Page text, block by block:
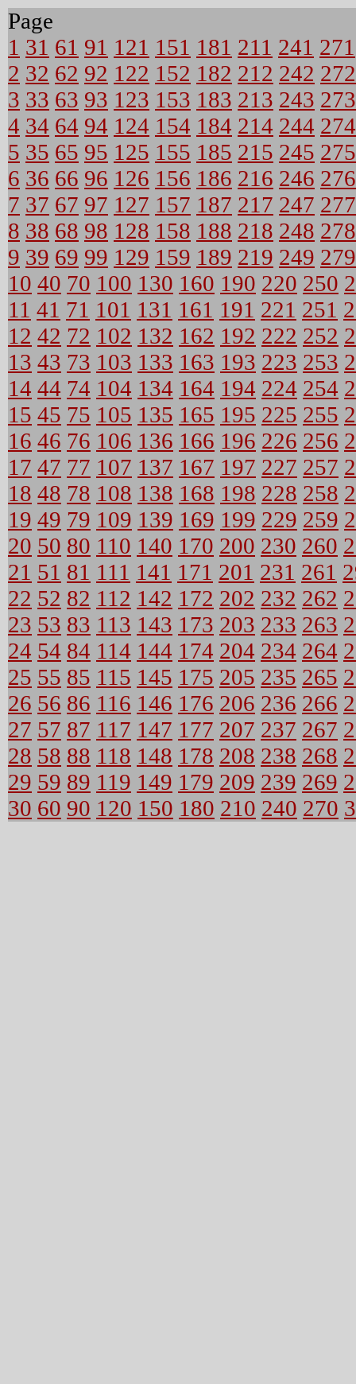
Page
1 31 61 91 121 151 181 211 241 271
2 32 62 92 122 152 182 212 242 272
3 33 63 93 123 153 183 213 243 273
4 34 64 94 124 154 184 214 244 274
5 35 65 95 125 155 185 215 245 275
6 36 66 96 126 156 186 216 246 276
7 37 67 97 127 157 187 217 247 277
8 38 68 98 128 158 188 218 248 278
9 39 69 99 129 159 189 219 249 279
10 40 70 100 130 160 190 220 250
11 41 71 101 131 161 191 221 251
12 42 72 102 132 162 192 222 252
13 43 73 103 133 163 193 223 253
14 44 74 104 134 164 194 224 254
15 45 75 105 135 165 195 225 255
16 46 76 106 136 166 196 226 256
17 47 77 107 137 167 197 227 257
18 48 78 108 138 168 198 228 258
19 49 79 109 139 169 199 229 259
20 50 80 110 140 170 200 230 260
21 51 81 111 141 171 201 231 261
22 52 82 112 142 172 202 232 262
23 53 83 113 143 173 203 233 263
24 54 84 114 144 174 204 234 264
25 55 85 115 145 175 205 235 265
26 56 86 116 146 176 206 236 266
27 57 87 117 147 177 207 237 267
28 58 88 118 148 178 208 238 268
29 59 89 119 149 179 209 239 269
30 60 90 120 150 180 210 240 270